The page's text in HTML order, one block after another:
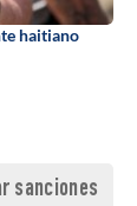
haitiano
sanciones